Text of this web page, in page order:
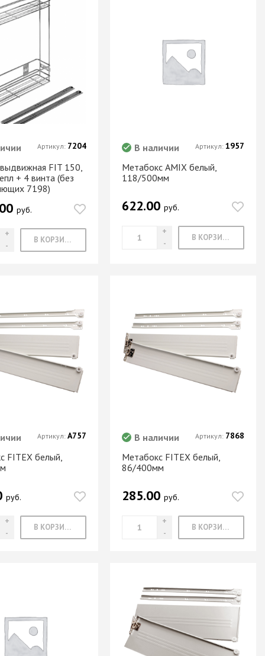
FIT 150,
+ 4 винта (без
7198)
руб.
В КОРЗИНУ
Артикул: 7204
Метабокс AMIX белый,
118/500мм
В наличии
622.00руб.
В КОРЗИНУ
Артикул: 1957
FITEX белый,
руб.
В КОРЗИНУ
Артикул:А757
Метабокс FITEX белый,
86/400мм
В наличии
285.00руб.
В КОРЗИНУ
Артикул: 7868